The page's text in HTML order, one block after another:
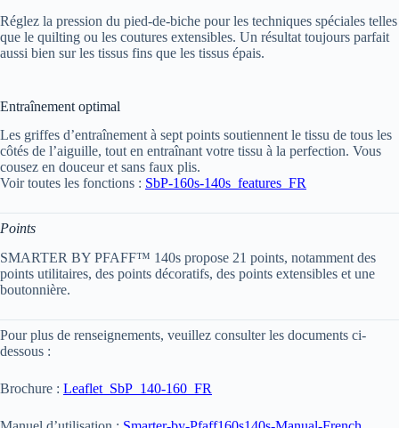
Réglez la pression du pied-de-biche pour les techniques spéciales telles
que le quilting ou les coutures extensibles. Un résultat toujours parfait
aussi bien sur les tissus fins que les tissus épais.
Entraînement optimal
Les griffes d’entraînement à sept points soutiennent le tissu de tous les
côtés de l’aiguille, tout en entraînant votre tissu à la perfection. Vous
cousez en douceur et sans faux plis.
Voir toutes les fonctions : SbP-160s-140s_features_FR
Points
SMARTER BY PFAFF™ 140s propose 21 points, notamment des
points utilitaires, des points décoratifs, des points extensibles et une
boutonnière.
Pour plus de renseignements, veuillez consulter les documents ci-
dessous :
Brochure : Leaflet_SbP_140-160_FR